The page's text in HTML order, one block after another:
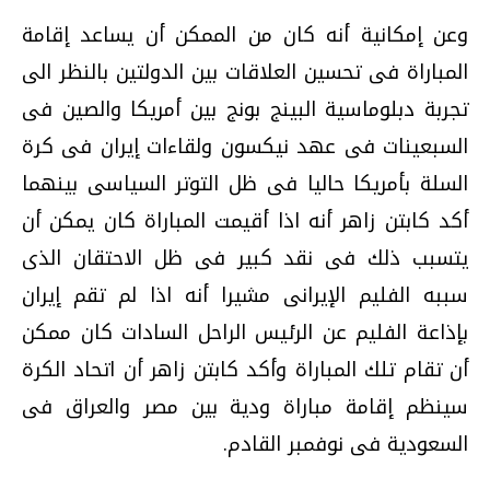
وعن إمكانية أنه كان من الممكن أن يساعد إقامة
المباراة فى تحسين العلاقات بين الدولتين بالنظر الى
تجربة دبلوماسية البينج بونج بين أمريكا والصين فى
السبعينات فى عهد نيكسون ولقاءات إيران فى كرة
السلة بأمريكا حاليا فى ظل التوتر السياسى بينهما
أكد كابتن زاهر أنه اذا أقيمت المباراة كان يمكن أن
يتسبب ذلك فى نقد كبير فى ظل الاحتقان الذى
سببه الفليم الإيرانى مشيرا أنه اذا لم تقم إيران
بإذاعة الفليم عن الرئيس الراحل السادات كان ممكن
أن تقام تلك المباراة وأكد كابتن زاهر أن اتحاد الكرة
سينظم إقامة مباراة ودية بين مصر والعراق فى
السعودية فى نوفمبر القادم.